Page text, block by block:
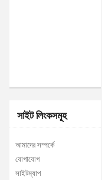
সাইট লিংকসমূহ
আমাদের সম্পর্কে
যোগাযোগ
সাইটম্যাপ